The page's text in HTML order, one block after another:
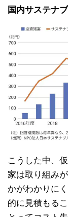
国内サステナ
こうした中、
家は取り組み
かがわかりに
的に⾒積もる